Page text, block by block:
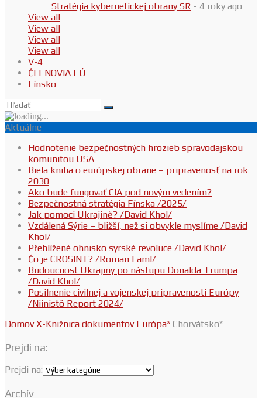
Stratégia kybernetickej obrany SR - 4 roky ago
View all
View all
View all
View all
V-4
ČLENOVIA EÚ
Fínsko
Aktuálne
Hodnotenie bezpečnostných hrozieb spravodajskou
komunitou USA
Biela kniha o európskej obrane – pripravenosť na rok
2030
Ako bude fungovať CIA pod novým vedením?
Bezpečnostná stratégia Fínska /2025/
Jak pomoci Ukrajině? /David Khol/
Vzdálená Sýrie – bližší, než si obvykle myslíme /David
Khol/
Přehlížené ohnisko syrské revoluce /David Khol/
Čo je CROSINT? /Roman Laml/
Budoucnost Ukrajiny po nástupu Donalda Trumpa
/David Khol/
Posilnenie civilnej a vojenskej pripravenosti Európy
/Niinistö Report 2024/
Domov X-Knižnica dokumentov Európa* Chorvátsko*
Prejdi na:
Prejdi na:
Archív